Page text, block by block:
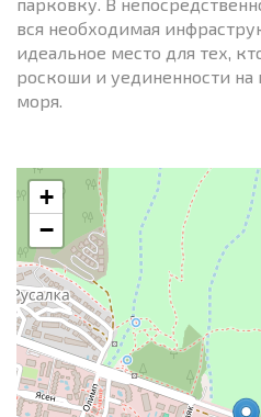
вся необходимая
идеальное место для тех,
роскоши и уединенности
моря.
+
−